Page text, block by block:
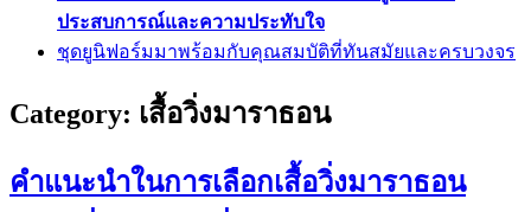
ประสบการณ์และความประทับใจ
ชุดยูนิฟอร์มมาพร้อมกับคุณสมบัติที่ทันสมัยและครบวงจร
Category: เสื้อวิ่งมาราธอน
คำแนะนำในการเลือกเสื้อวิ่งมาราธอน